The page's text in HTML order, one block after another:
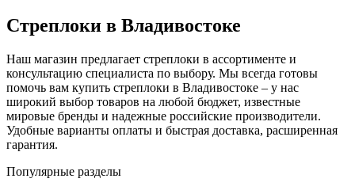
Стреплоки в Владивостоке
Наш магазин предлагает стреплоки в ассортименте и
консультацию специалиста по выбору. Мы всегда готовы
помочь вам купить стреплоки в Владивостоке – у нас
широкий выбор товаров на любой бюджет, известные
мировые бренды и надежные российские производители.
Удобные варианты оплаты и быстрая доставка, расширенная
гарантия.
Популярные разделы